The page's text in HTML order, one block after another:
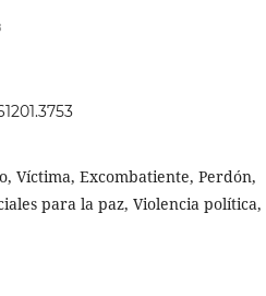
Víctima, Excombatiente, Perdón,
para la paz, Violencia política,